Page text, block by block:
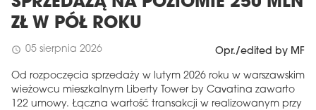
ZŁ W PÓŁ ROKU
schedule 05 sierpnia 2026 Opr./edited by MF
Od rozpoczęcia sprzedaży w lutym 2026 roku w warszawskim
wieżowcu mieszkalnym Liberty Tower by Cavatina zawarto
122 umowy. Łączna wartość transakcji w realizowanym przy